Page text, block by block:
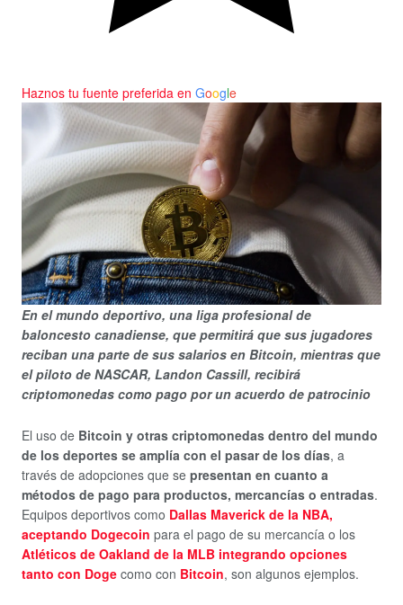
Haznos tu fuente preferida en Google
En el mundo deportivo, una liga profesional de
baloncesto canadiense, que permitirá que sus jugadores
reciban una parte de sus salarios en Bitcoin, mientras que
el piloto de NASCAR, Landon Cassill, recibirá
criptomonedas como pago por un acuerdo de patrocinio
El uso de Bitcoin y otras criptomonedas dentro del mundo
de los deportes se amplía con el pasar de los días, a
través de adopciones que se presentan en cuanto a
métodos de pago para productos, mercancías o entradas.
Equipos deportivos como Dallas Maverick de la NBA,
aceptando Dogecoin para el pago de su mercancía o los
Atléticos de Oakland de la MLB integrando opciones
tanto con Doge como con Bitcoin, son algunos ejemplos.